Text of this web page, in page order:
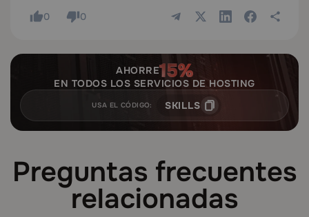
0 0
AHORRE
EN TODOS LOS SERVICIOS DE HOSTING
USA EL CÓDIGO: SKILLS
Preguntas frecuentes
relacionadas